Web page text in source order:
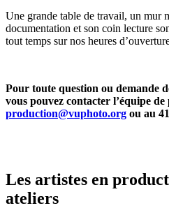
Une grande table de travail, un mur
documentation et son coin lecture
tout temps sur nos heures
Pour toute question ou demande
vous pouvez contacter l’équipe
production@vuphoto.org ou au
Les artistes en
ateliers